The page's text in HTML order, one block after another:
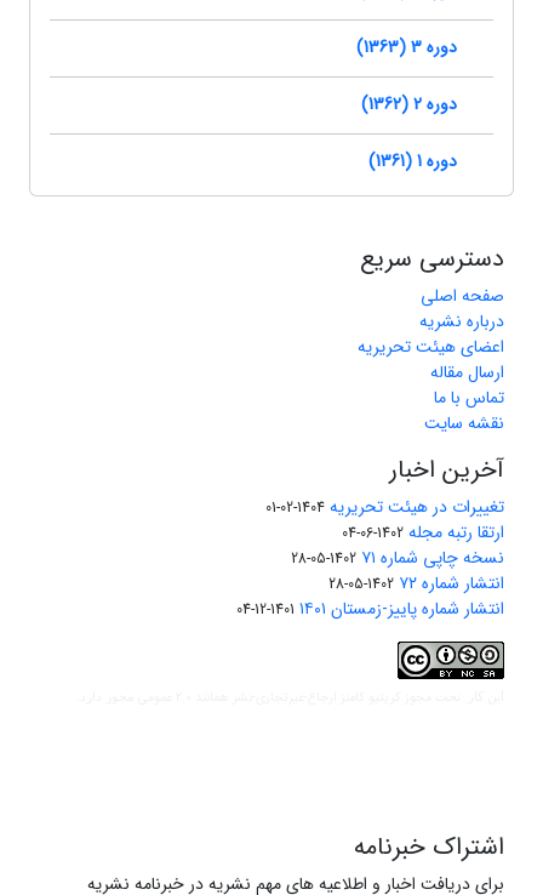
دوره 3 (1363)
دوره 2 (1362)
دوره 1 (1361)
دسترسی سریع
صفحه اصلی
درباره نشریه
اعضای هیئت تحریریه
ارسال مقاله
تماس با ما
نقشه سایت
آخرین اخبار
تغییرات در هیئت تحریریه 1404-02-01
ارتقا رتبه مجله 1402-06-04
نسخه چاپی شماره ۷۱ 1402-05-28
انتشار شماره ۷۲ 1402-05-28
انتشار شماره پاییز-زمستان ۱۴۰۱ 1401-12-04
اشتراک خبرنامه
برای دریافت اخبار و اطلاعیه های مهم نشریه در خبرنامه نشریه